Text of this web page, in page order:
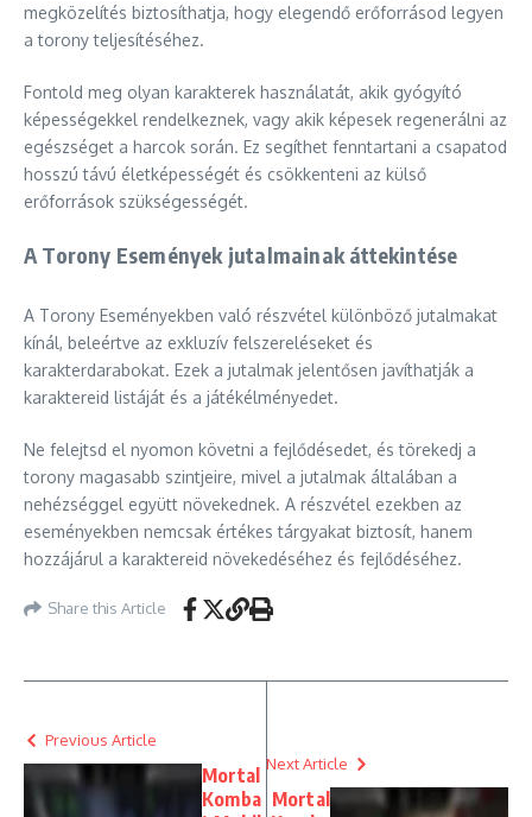
megközelítés biztosíthatja, hogy elegendő erőforrásod legyen
a torony teljesítéséhez.
Fontold meg olyan karakterek használatát, akik gyógyító
képességekkel rendelkeznek, vagy akik képesek regenerálni az
egészséget a harcok során. Ez segíthet fenntartani a csapatod
hosszú távú életképességét és csökkenteni az külső
erőforrások szükségességét.
A Torony Események jutalmainak áttekintése
A Torony Eseményekben való részvétel különböző jutalmakat
kínál, beleértve az exkluzív felszereléseket és
karakterdarabokat. Ezek a jutalmak jelentősen javíthatják a
karaktereid listáját és a játékélményedet.
Ne felejtsd el nyomon követni a fejlődésedet, és törekedj a
torony magasabb szintjeire, mivel a jutalmak általában a
nehézséggel együtt növekednek. A részvétel ezekben az
eseményekben nemcsak értékes tárgyakat biztosít, hanem
hozzájárul a karaktereid növekedéséhez és fejlődéséhez.
Share this Article
Previous Article
Mortal
Komba
Next Article
Mortal